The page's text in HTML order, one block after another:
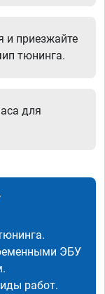
и приезжайте
тюнинга.
для
ЭБУ
работ.